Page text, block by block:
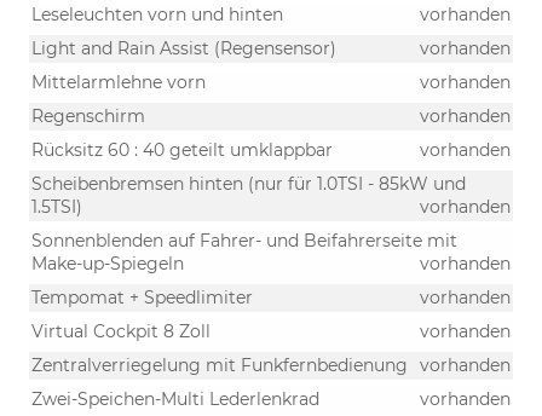
Leseleuchten vorn und hinten
vorhanden
Light and Rain Assist (Regensensor)
vorhanden
Mittelarmlehne vorn
vorhanden
Regenschirm
vorhanden
Rücksitz 60 : 40 geteilt umklappbar
vorhanden
Scheibenbremsen hinten (nur für 1.0TSI - 85kW und
1.5TSI)
vorhanden
Sonnenblenden auf Fahrer- und Beifahrerseite mit
Make-up-Spiegeln
vorhanden
Tempomat + Speedlimiter
vorhanden
Virtual Cockpit 8 Zoll
vorhanden
Zentralverriegelung mit Funkfernbedienung
vorhanden
Zwei-Speichen-Multi Lederlenkrad
vorhanden